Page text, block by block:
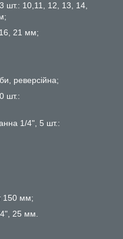
шт.: 10,11, 12, 13, 14,
16, 21 мм;
реверсійна;
шт.:
1/4", 5 шт.:
150 мм;
25 мм.